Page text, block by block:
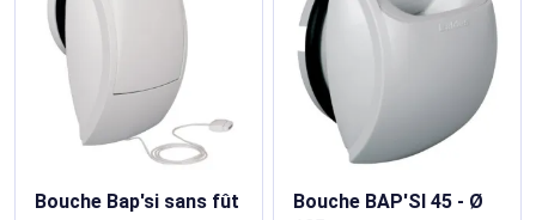
Bouche Bap'si sans fût
Bouche BAP'SI 45 - Ø